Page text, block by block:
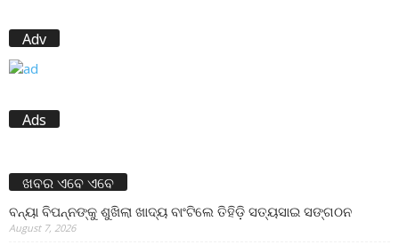
Adv
Ads
ଖବର ଏବେ ଏବେ
ବନ୍ୟା ବିପନ୍ନଙ୍କୁ ଶୁଖିଲା ଖାଦ୍ୟ ବାଂଟିଲେ ତିହିଡି଼ ସତ୍ୟସାଇ ସଙ୍ଗଠନ
August 7, 2026